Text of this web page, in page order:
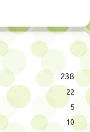
238
22
5
10